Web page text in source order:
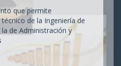
que permite
de la Ingeniería de
de Administración y